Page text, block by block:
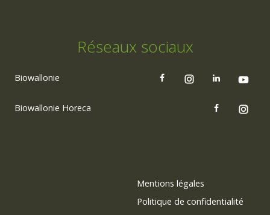
Réseaux sociaux
Biowallonie
Biowallonie Horeca
Mentions légales
Politique de confidentialité